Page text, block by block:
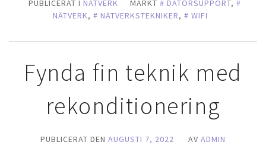
PUBLICERAT I NÄTVERK MÄRKT DATORSUPPORT,
NÄTVERK, NÄTVERKSTEKNIKER, WIFI
Fynda fin teknik med
rekonditionering
PUBLICERAT DEN AUGUSTI 7, 2022 AV ADMIN